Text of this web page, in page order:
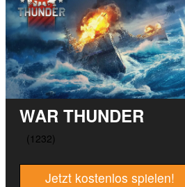
WAR THUNDER
Jetzt kostenlos spielen!